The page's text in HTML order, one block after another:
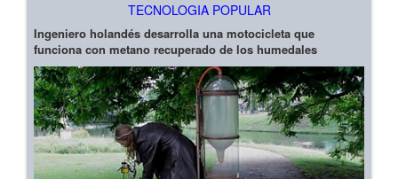
TECNOLOGIA POPULAR
Ingeniero holandés desarrolla una motocicleta que
funciona con metano recuperado de los humedales